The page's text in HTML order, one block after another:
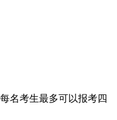
名考生最多可以报考四